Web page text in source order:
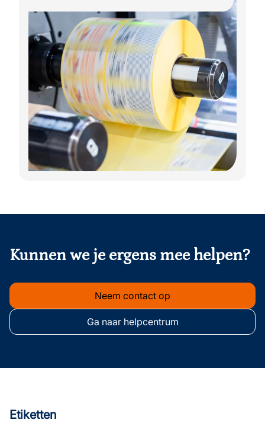
Kunnen we je ergens mee helpen?
Neem contact op
Ga naar helpcentrum
Etiketten